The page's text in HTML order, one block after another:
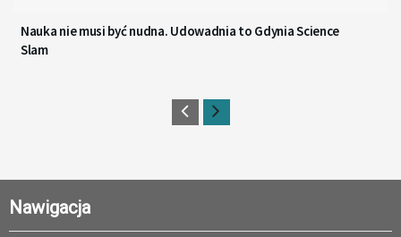
Nauka nie musi być nudna. Udowadnia to Gdynia Science
Slam
Nawigacja